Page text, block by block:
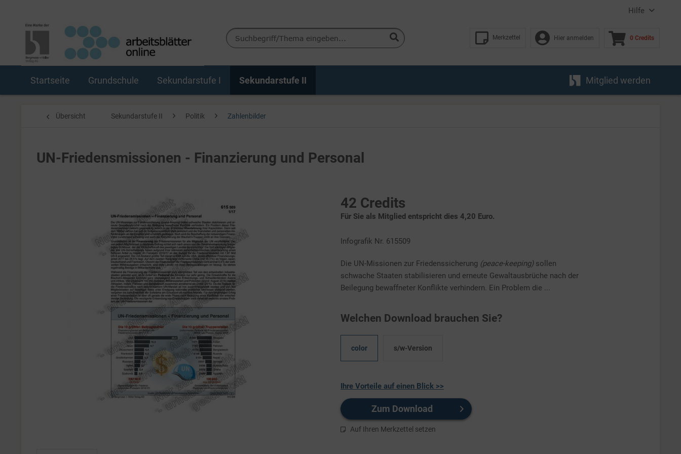
Hilfe
Merkzettel Hier anmelden 0 Credits
Startseite Grundschule Sekundarstufe I Sekundarstufe II Mitglied werden
Übersicht Sekundarstufe II Politik Zahlenbilder
UN-Friedensmissionen - Finanzierung und Personal
42 Credits
Für Sie als Mitglied entspricht dies 4,20 Euro.
Infografik Nr. 615509
Die UN-Missionen zur Friedenssicherung (peace-keeping)sollen
schwache Staaten stabilisieren und erneute Gewaltausbrüche nach der
Beilegung bewaffneter Konflikte verhindern. Ein Problem die ...
Welchen Download brauchen Sie?
color s/w-Version
Ihre Vorteile auf einen Blick >>
Zum Download
Auf Ihren Merkzettel setzen